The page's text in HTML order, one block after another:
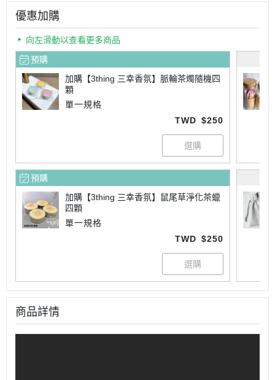
優惠加購
向左滑動以查看更多商品
預購
加購【3thing 三幸香氛】脈輪茶燭隨機四
顆
單一規格
TWD $250
預購
加購【3thing 三幸香氛】鼠尾草淨化茶蠟
四顆
單一規格
TWD $250
商品詳情